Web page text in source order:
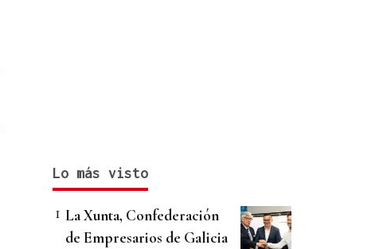
Lo más visto
La Xunta, Confederación
de Empresarios de Galicia